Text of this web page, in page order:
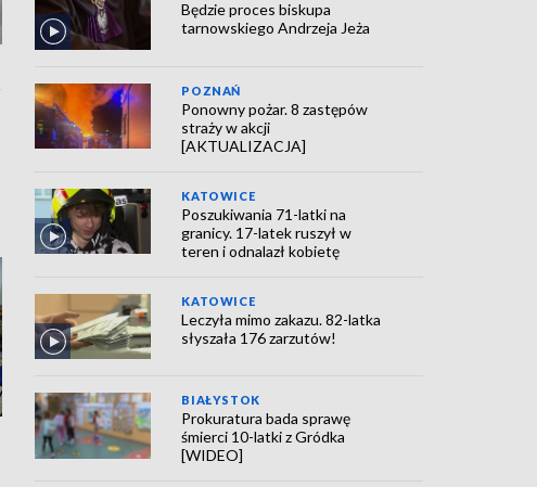
Będzie proces biskupa
tarnowskiego Andrzeja Jeża
POZNAŃ
Ponowny pożar. 8 zastępów
straży w akcji
[AKTUALIZACJA]
KATOWICE
Poszukiwania 71-latki na
granicy. 17-latek ruszył w
teren i odnalazł kobietę
KATOWICE
Leczyła mimo zakazu. 82-latka
słyszała 176 zarzutów!
BIAŁYSTOK
Prokuratura bada sprawę
śmierci 10-latki z Gródka
[WIDEO]